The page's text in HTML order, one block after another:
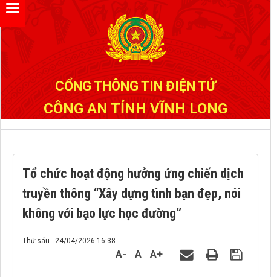
CỔNG THÔNG TIN ĐIỆN TỬ
CÔNG AN TỈNH VĨNH LONG
Tổ chức hoạt động hưởng ứng chiến dịch
truyền thông “Xây dựng tình bạn đẹp, nói
không với bạo lực học đường”
Thứ sáu - 24/04/2026 16:38
A- A A+